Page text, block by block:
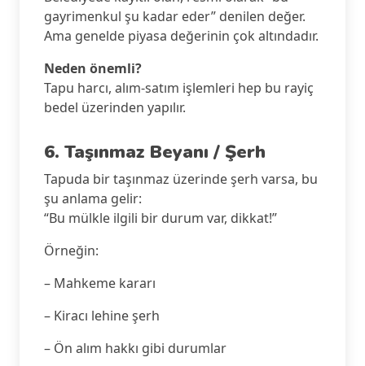
gayrimenkul şu kadar eder” denilen değer.
Ama genelde piyasa değerinin çok altındadır.
Neden önemli?
Tapu harcı, alım-satım işlemleri hep bu rayiç
bedel üzerinden yapılır.
6. Taşınmaz Beyanı / Şerh
Tapuda bir taşınmaz üzerinde şerh varsa, bu
şu anlama gelir:
“Bu mülkle ilgili bir durum var, dikkat!”
Örneğin:
– Mahkeme kararı
– Kiracı lehine şerh
– Ön alım hakkı gibi durumlar